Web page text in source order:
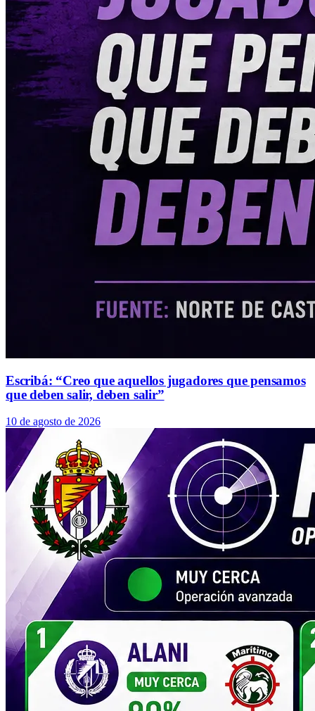
Escribá: “Creo que aquellos jugadores que pensamos
que deben salir, deben salir”
10 de agosto de 2026